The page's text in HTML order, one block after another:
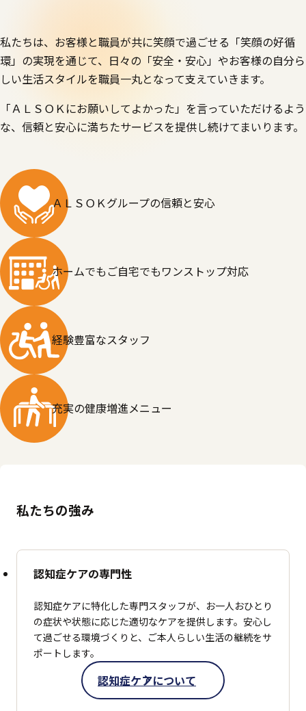
私たちは、お客様と職員が共に笑顔で過ごせる「笑顔の好循
環」の実現を通じて、 日々の「安全・安心」やお客様の自分ら
しい生活スタイルを職員一丸となって支えていきます。
「ＡＬＳＯＫにお願いしてよかった」を言っていただけるよう
な、 信頼と安心に満ちたサービスを提供し続けてまいります。
ＡＬＳＯＫグループの信頼と安心
ホームでもご自宅でもワンストップ対応
経験豊富なスタッフ
充実の健康増進メニュー
私たちの強み
認知症ケアの専門性
認知症ケアに特化した専門スタッフが、お一人おひとり
の症状や状態に応じた適切なケアを提供します。 安心し
て過ごせる環境づくりと、ご本人らしい生活の継続をサ
ポートします。
認知症ケアについて